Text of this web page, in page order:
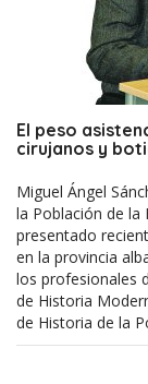
El peso
cirujanos y
Miguel Ángel
la Población de la
presentado
en la provincia
los profesionales
de Historia
de Historia de la